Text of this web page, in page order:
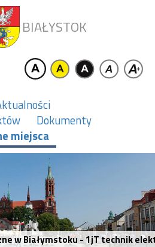
BIAŁYSTOK
Dokumenty
miejsca
w Białymstoku - 1jT technik